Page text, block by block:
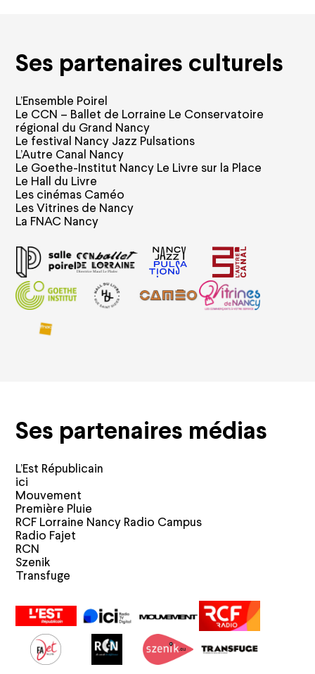
Ses partenaires culturels
L’Ensemble Poirel
Le CCN – Ballet de Lorraine Le Conservatoire
régional du Grand Nancy
Le festival Nancy Jazz Pulsations
L’Autre Canal Nancy
Le Goethe-Institut Nancy Le Livre sur la Place
Le Hall du Livre
Les cinémas Caméo
Les Vitrines de Nancy
La FNAC Nancy
Ses partenaires médias
L’Est Républicain
ici
Mouvement
Première Pluie
RCF Lorraine Nancy Radio Campus
Radio Fajet
RCN
Szenik
Transfuge
Calendrier